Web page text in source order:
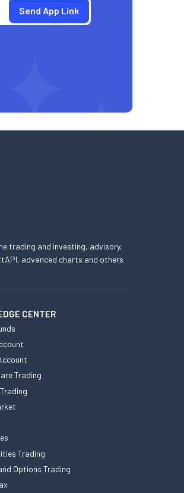
trading and investing, advisory,
advanced charts and others
CENTER
Trading
Trading
Options Trading